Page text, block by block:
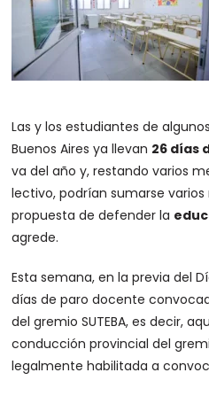
Las y los estudiantes de
Buenos Aires ya llevan 26 días
va del año y, restando varios
lectivo, podrían sumarse varios
propuesta de defender la
agrede.
Esta semana, en la previa del
días de paro docente
del gremio SUTEBA, es decir,
conducción provincial del
legalmente habilitada a